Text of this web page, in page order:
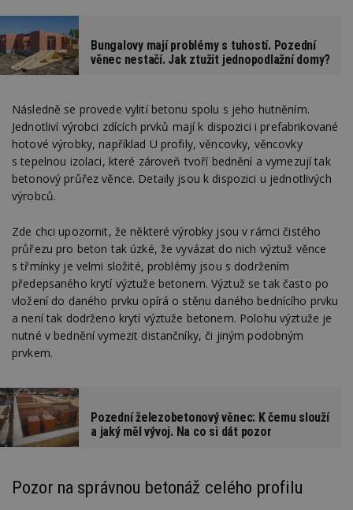
Bungalovy mají problémy s tuhostí. Pozední
věnec nestačí. Jak ztužit jednopodlažní domy?
Následně se provede vylití betonu spolu s jeho hutněním.
Jednotliví výrobci zdících prvků mají k dispozici i prefabrikované
hotové výrobky, například U profily, věncovky, věncovky
s tepelnou izolaci, které zároveň tvoří bednění a vymezují tak
betonový průřez věnce. Detaily jsou k dispozici u jednotlivých
výrobců.
Zde chci upozornit, že některé výrobky jsou v rámci čistého
průřezu pro beton tak úzké, že vyvázat do nich výztuž věnce
s třmínky je velmi složité, problémy jsou s dodržením
předepsaného krytí výztuže betonem. Výztuž se tak často po
vložení do daného prvku opírá o stěnu daného bednícího prvku
a není tak dodrženo krytí výztuže betonem. Polohu výztuže je
nutné v bednění vymezit distančníky, či jiným podobným
prvkem.
Pozední železobetonový věnec: K čemu slouží
a jaký měl vývoj. Na co si dát pozor
Pozor na správnou betonáž celého profilu